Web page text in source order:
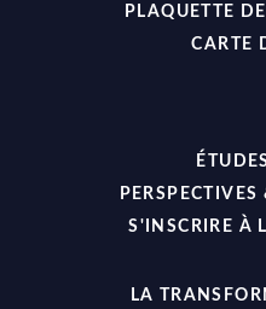
PLAQUETTE
CARTE
S'INSCRIRE À
LA